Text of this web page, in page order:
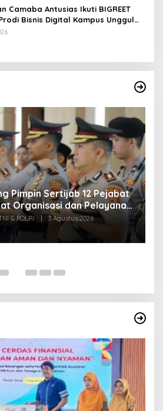
Camaba Antusias Ikuti BIGREET
Bisnis Digital Kampus Unggul
Hadirkan Deretan
Pimpin Sertijab 12 Pejabat
Organisasi dan Pelayanan
& POLRI 3 Agustus 2026